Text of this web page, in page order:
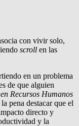
con vivir solo,
scroll en las
en un problema
de que alguien
Recursos Humanos
pena destacar que el
directo y
y la